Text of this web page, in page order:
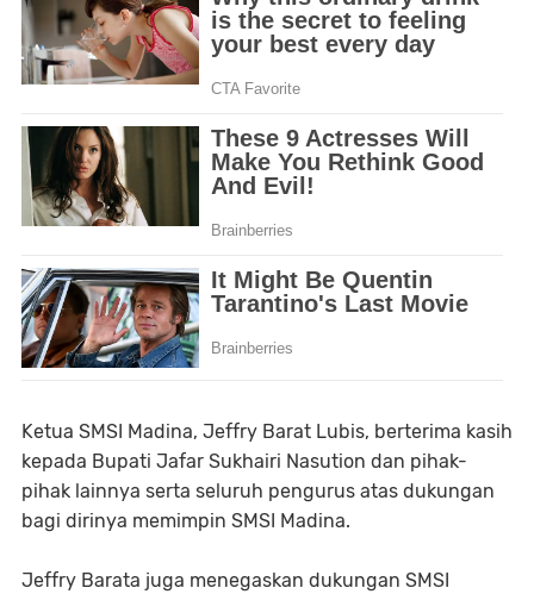
Ketua SMSI Madina, Jeffry Barat Lubis, berterima kasih
kepada Bupati Jafar Sukhairi Nasution dan pihak-
pihak lainnya serta seluruh pengurus atas dukungan
bagi dirinya memimpin SMSI Madina.
Jeffry Barata juga menegaskan dukungan SMSI